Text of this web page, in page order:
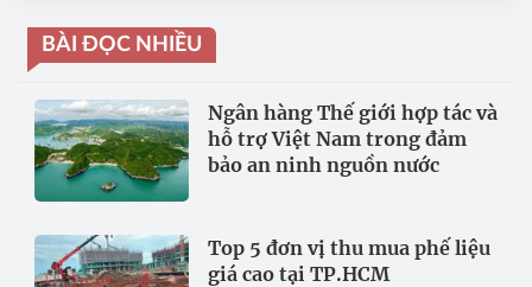
BÀI ĐỌC NHIỀU
Ngân hàng Thế giới hợp tác và
hỗ trợ Việt Nam trong đảm
bảo an ninh nguồn nước
Top 5 đơn vị thu mua phế liệu
giá cao tại TP.HCM